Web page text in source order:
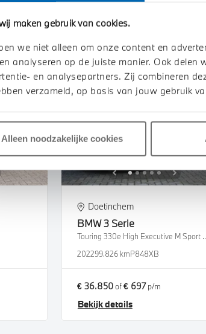
maken gebruik van cookies.
we niet alleen om onze content en
analyseren op de juiste manier. Ook
en analysepartners. Zij combineren
verzameld, op basis van jouw gebruik
Alleen noodzakelijke cookies
€ 16.950of€ 321
Bekijk details
Doetinchem
BMW3 Serie
Touring 330e High
202299.826 kmP848XB
€ 36.850of€ 697p/m
Bekijk details